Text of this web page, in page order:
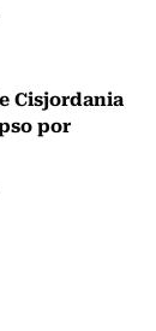
Cisjordania
por